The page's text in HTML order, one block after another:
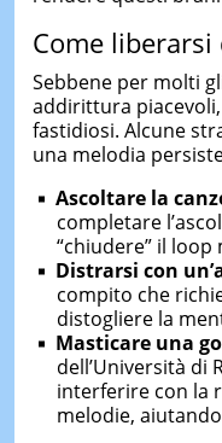
Come
Sebbene per molti
addirittura
fastidiosi. Alcune
una melodia
Ascoltare la
completare
“chiudere” il loop
Distrarsi con
compito che
distogliere la
Masticare una
dell’Università di
interferire con la
melodie,